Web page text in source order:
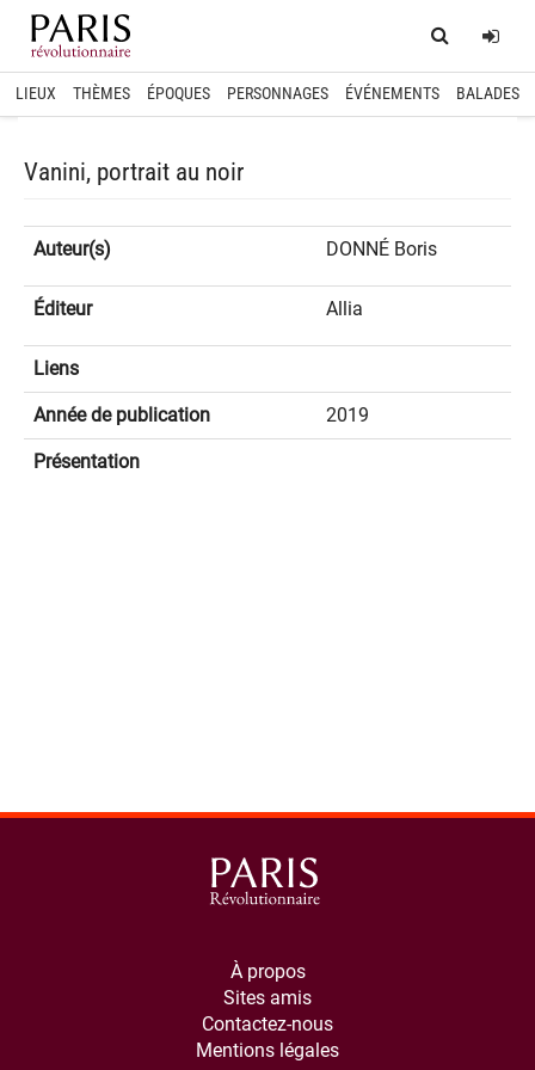
Home
LIEUX THÈMES ÉPOQUES PERSONNAGES ÉVÉNEMENTS BALADES
Vanini, portrait au noir
Auteur(s) DONNÉ Boris
Éditeur Allia
Liens
Année de publication 2019
Présentation
À propos
Sites amis
Contactez-nous
Mentions légales